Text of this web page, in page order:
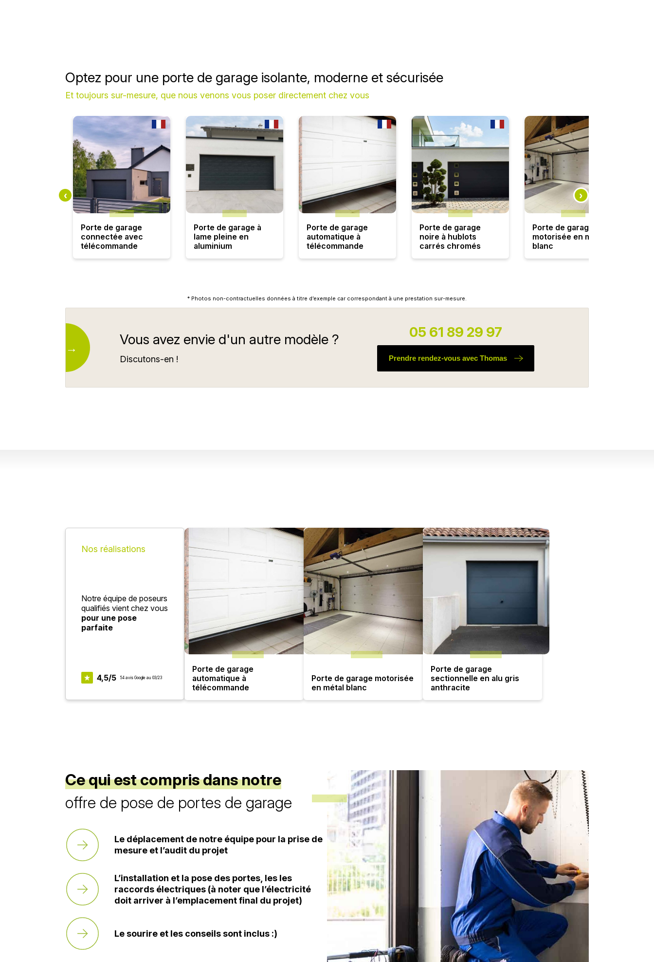
Optez pour une porte de garage isolante, moderne et sécurisée
Et toujours sur-mesure, que nous venons vous poser directement chez vous
Porte de garage
connectée avec
télécommande
Porte de garage à
lame pleine en
aluminium
Porte de garage
automatique à
télécommande
Porte de garage
noire à hublots
carrés chromés
Porte de garage
motorisée en métal
blanc
* Photos non-contractuelles données à titre d’exemple car correspondant à une prestation sur-mesure.
Vous avez envie d'un autre modèle ?
Discutons-en !
05 61 89 29 97
Prendre rendez-vous avec Thomas
Nos réalisations
Notre équipe de poseurs
qualifiés vient chez vous
pour une pose
parfaite
4,5/5 54 avis Google au 03/23
Porte de garage
automatique à
télécommande
Porte de garage motorisée
en métal blanc
Porte de garage
sectionnelle en alu gris
anthracite
Ce qui est compris dans notre
offre de pose de portes de garage
Le déplacement de notre équipe pour la prise de
mesure et l’audit du projet
L’installation et la pose des portes, les les
raccords électriques (à noter que l’électricité
doit arriver à l’emplacement final du projet)
Le sourire et les conseils sont inclus :)